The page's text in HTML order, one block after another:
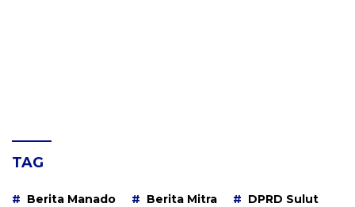
TAG
Berita Manado Berita Mitra DPRD Sulut